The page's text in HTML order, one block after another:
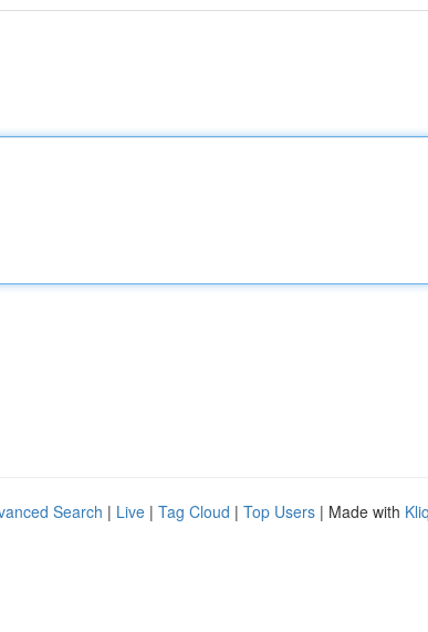
Search | Live | Tag Cloud | Top Users | Made with